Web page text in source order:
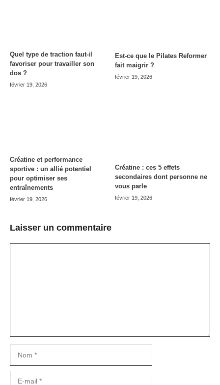
Quel type de traction faut-il
favoriser pour travailler son
dos ?
février 19, 2026
Est-ce que le Pilates Reformer
fait maigrir ?
février 19, 2026
Créatine et performance
sportive : un allié potentiel
pour optimiser ses
entraînements
février 19, 2026
Créatine : ces 5 effets
secondaires dont personne ne
vous parle
février 19, 2026
Laisser un commentaire